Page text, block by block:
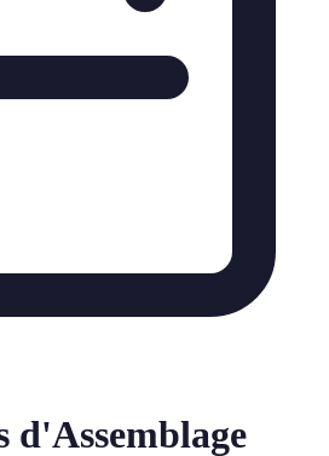
d'Assemblage